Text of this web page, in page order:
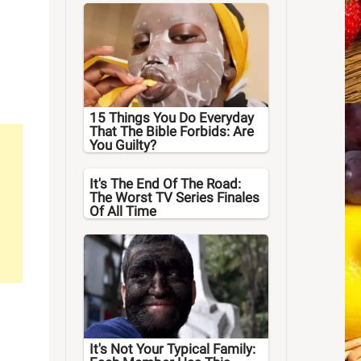
15 Things You Do Everyday
That The Bible Forbids: Are
You Guilty?
It's The End Of The Road:
The Worst TV Series Finales
Of All Time
It's Not Your Typical Family: